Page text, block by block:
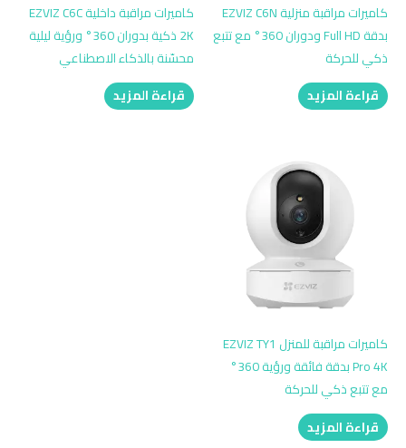
كاميرات مراقبة منزلية EZVIZ C6N
بدقة Full HD ودوران 360° مع تتبع
ذكي للحركة
قراءة المزيد
كاميرات مراقبة داخلية EZVIZ C6C
2K ذكية بدوران 360° ورؤية ليلية
محسّنة بالذكاء الاصطناعي
قراءة المزيد
كاميرات مراقبة للمنزل EZVIZ TY1
Pro 4K بدقة فائقة ورؤية 360°
مع تتبع ذكي للحركة
قراءة المزيد